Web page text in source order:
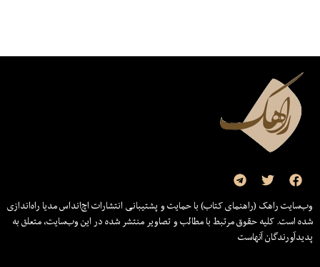
وب‌سایت راهک (راهنمای کتاب) با حمایت و پشتیبانی انتشارات اچ‌اند‌اس مدیا راه‌اندازی
شده است. کلیه حقوق مرتبط با مطالب و تصاویر منتشر شده در این وب‌سایت، متعلق به
پدیدآورندگان آنهاست